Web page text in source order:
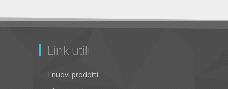
Link utili
I nuovi prodotti